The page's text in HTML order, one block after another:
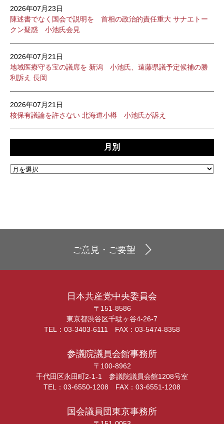
2026年07月23日
陳述書でなく国会で説明を 首相の政治的責任重大 サナエトー
クン疑惑 小池氏会見
2026年07月21日
地域医療守る宝の議席を 新潟 小池氏、遠藤県議予定候補の勝
利訴え 長岡
2026年07月21日
核保有議論を許さない 北海道小樽 小池氏が訴え
月別
ご意見・ご要望
日本共産党中央委員会
〒151-8586
東京都渋谷区千駄ヶ谷4-26-7
TEL：03-3403-6111 FAX：03-5474-8358
参議院議員会館事務所
〒100-8962
千代田区永田町2-1-1 参議院議員会館1208号室
TEL：03-6550-1208 FAX：03-6551-1208
国会議員団東京事務所